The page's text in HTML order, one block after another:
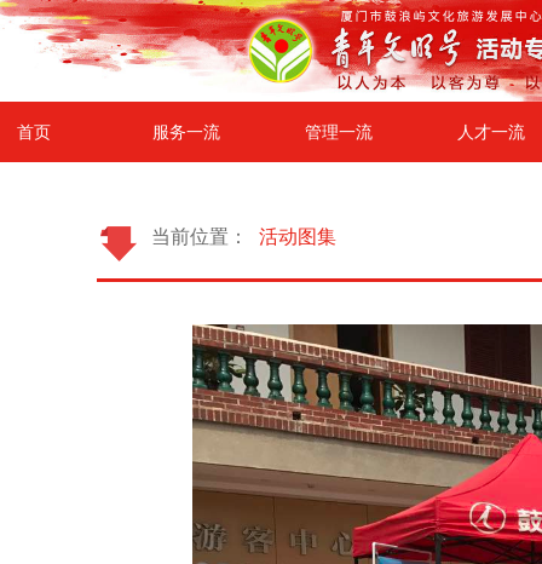
首页 服务一流 管理一流 人才一流
当前位置： 活动图集